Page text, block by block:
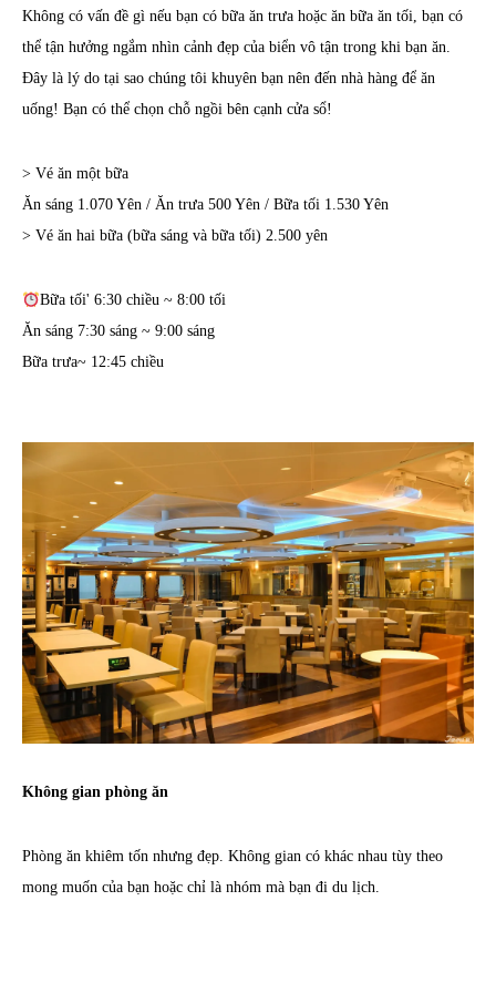
Không có vấn đề gì nếu bạn có bữa ăn trưa hoặc ăn bữa ăn tối, bạn có
thể tận hưởng ngắm nhìn cảnh đẹp của biển vô tận trong khi bạn ăn.
Đây là lý do tại sao chúng tôi khuyên bạn nên đến nhà hàng để ăn
uống! Bạn có thể chọn chỗ ngồi bên cạnh cửa sổ!
> Vé ăn một bữa
Ăn sáng 1.070 Yên / Ăn trưa 500 Yên / Bữa tối 1.530 Yên
> Vé ăn hai bữa (bữa sáng và bữa tối) 2.500 yên
Bữa tối' 6:30 chiều ~ 8:00 tối
Ăn sáng 7:30 sáng ~ 9:00 sáng
Bữa trưa~ 12:45 chiều
Không gian phòng ăn
Phòng ăn khiêm tốn nhưng đẹp. Không gian có khác nhau tùy theo
mong muốn của bạn hoặc chỉ là nhóm mà bạn đi du lịch.